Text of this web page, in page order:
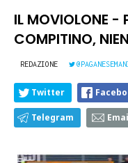
IL MOVIOLONE -
COMPITINO,
REDAZIONE
Twitter
Telegram